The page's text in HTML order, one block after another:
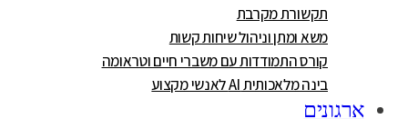
תקשורת מקרבת
משא ומתן וניהול שיחות קשות
קורס התמודדות עם משברי חיים וטראומה
בינה מלאכותית AI לאנשי מקצוע
ארגונים